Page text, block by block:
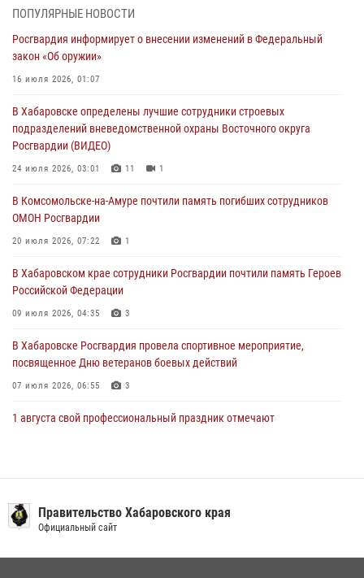
В Управлении Росгвардии по Хабаровскому краю состоялось
избирательного права
31 июля 2026, 03:26
женщине, потерявшей сознание во время массового мероприятия
29 июля 2026, 23:24 2
В Хабаровске продолжается акция «Каникулы с Росгвардией»
За прошедшую неделю в Хабаровском крае росгвардейцы провели
свыше 120 проверок условий хранения оружия
ПОПУЛЯРНЫЕ НОВОСТИ
Росгвардия информирует о внесении изменений в Федеральный
закон «Об оружии»
16 июля 2026, 01:07
В Хабаровске определены лучшие сотрудники строевых
подразделений вневедомственной охраны Восточного округа
Росгвардии (ВИДЕО)
24 июля 2026, 03:01 11 1
В Комсомольске-на-Амуре почтили память погибших сотрудников
ОМОН Росгвардии
20 июля 2026, 07:22 1
В Хабаровском крае сотрудники Росгвардии почтили память Героев
Российской Федерации
09 июля 2026, 04:35 3
В Хабаровске Росгвардия провела спортивное мероприятие,
посвященное Дню ветеранов боевых действий
07 июля 2026, 06:55 3
1 августа свой профессиональный праздник отмечают
15 июля 2026, 00:27
Правительство Хабаровского края
Официальный сайт